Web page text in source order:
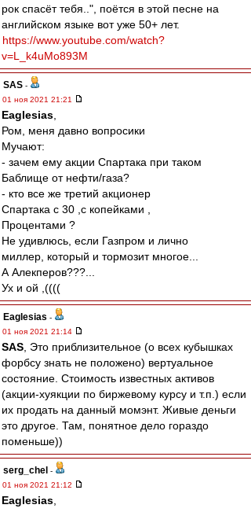
рок спасёт тебя..", поётся в этой песне на
английском языке вот уже 50+ лет.
https://www.youtube.com/watch?
v=L_k4uMo893M
SAS -
01 ноя 2021 21:21
Eaglesias
Ром, меня давно вопросики
Мучают:
- зачем ему акции Спартака при таком
Баблище от нефти/газа?
- кто все же третий акционер
Спартака с 30 ,с копейками ,
Процентами ?
Не удивлюсь, если Газпром и лично
миллер, который и тормозит многое...
А Алекперов???...
Ух и ой ,((((
Eaglesias -
01 ноя 2021 21:14
SAS , Это приблизительное (о всех кубышках
форбсу знать не положено) вертуальное
состояние. Стоимость известных активов
(акции-хуякции по биржевому курсу и т.п.) если
их продать на данный момэнт. Живые деньги
это другое. Там, понятное дело гораздо
поменьше))
serg_chel -
01 ноя 2021 21:12
Eaglesias